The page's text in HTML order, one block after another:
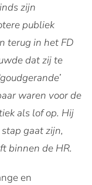
zijn
publiek
terug in het FD
dat zij te
waren voor de
als lof op. Hij
gaat zijn,
binnen de HR.
en